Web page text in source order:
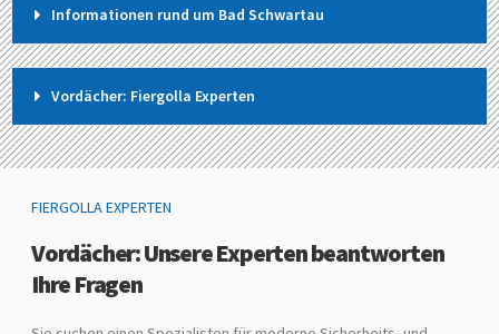
Informationen rund um Bad Schwartau
Vordächer: Fiergolla Experten
FIERGOLLA EXPERTEN
Vordächer: Unsere Experten beantworten
Ihre Fragen